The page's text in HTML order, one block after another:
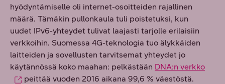
hyödyntämiselle oli internet-osoitteiden rajallinen
määrä. Tämäkin pullonkaula tuli poistetuksi, kun
uudet IPv6-yhteydet tulivat laajasti tarjolle erilaisiin
verkkoihin. Suomessa 4G-teknologia tuo älykkäiden
laitteiden ja sovellusten tarvitsemat yhteydet jo
käytännössä koko maahan: pelkästään DNA:n verkko
peittää vuoden 2016 aikana 99,6 % väestöstä.